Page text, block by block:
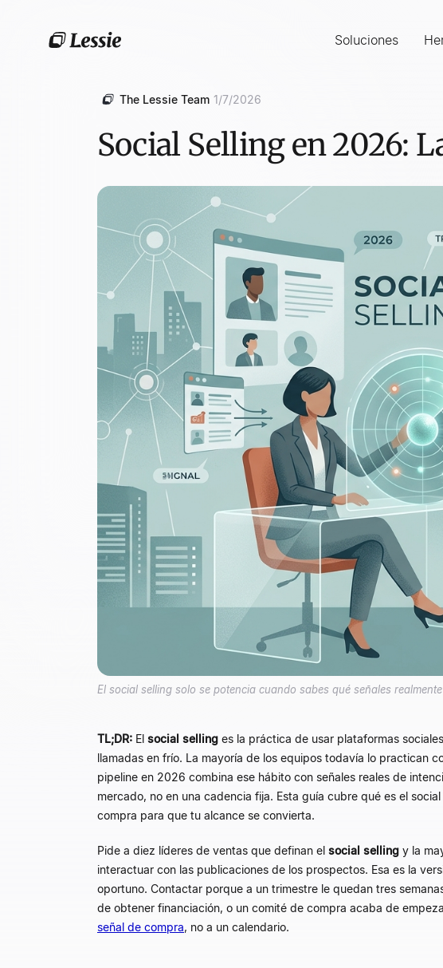
Soluciones
The Lessie Team 1/7/2026
Social Selling en 2026:
El social selling solo se potencia cuando sabes qué señales
TL;DR: El social selling es la práctica de usar plataformas
llamadas en frío. La mayoría de los equipos todavía lo practican
pipeline en 2026 combina ese hábito con señales reales de
mercado, no en una cadencia fija. Esta guía cubre qué es el
compra para que tu alcance se convierta.
Pide a diez líderes de ventas que definan el social selling y la
interactuar con las publicaciones de los prospectos. Esa es la
oportuno. Contactar porque a un trimestre le quedan tres
de obtener financiación, o un comité de compra acaba de
señal de compra, no a un calendario.